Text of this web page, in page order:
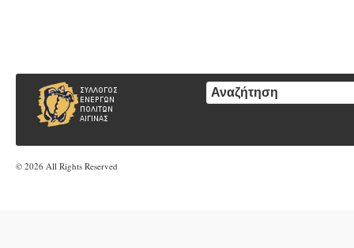
© 2026 All Rights Reserved